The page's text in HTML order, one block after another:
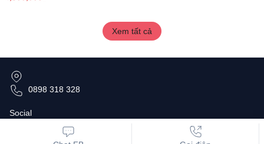
Xem tất cả
0898 318 328
Social